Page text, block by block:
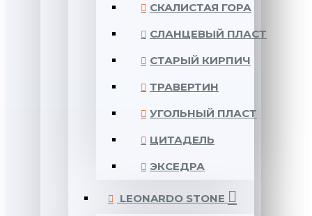
СКАЛИСТАЯ ГОРА
СЛАНЦЕВЫЙ ПЛАСТ
СТАРЫЙ КИРПИЧ
ТРАВЕРТИН
УГОЛЬНЫЙ ПЛАСТ
ЦИТАДЕЛЬ
ЭКСЕДРА
LEONARDO STONE